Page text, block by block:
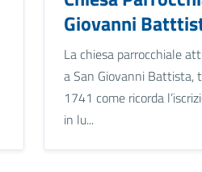
Giovanni
La chiesa parrocchiale
a San Giovanni Battista,
1741 come ricorda
in lu...